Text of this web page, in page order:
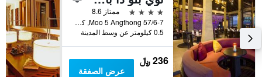
4 نجوم
ممتاز 8.6
57/6-7 Moo 5 Angthong, كوه ساموي, تايلاند
0.5 كيلومتر عن وسط المدينة
236 ﷼
عرض الصفقة